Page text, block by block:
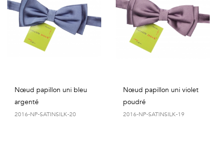
Nœud papillon uni bleu
argenté
2016-NP-SATINSILK-20
Nœud papillon uni violet
poudré
2016-NP-SATINSILK-19